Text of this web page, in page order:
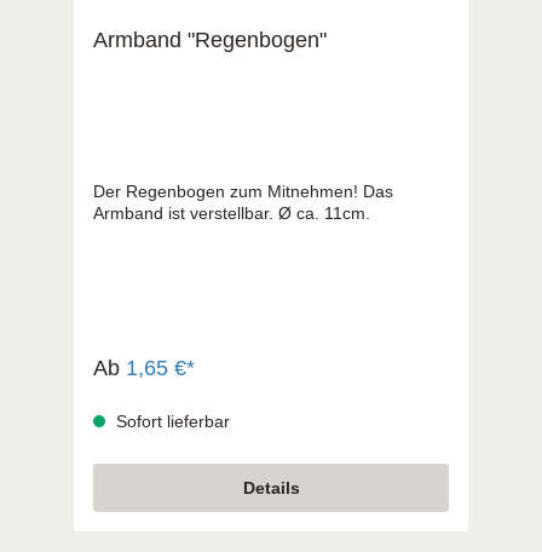
Armband "Regenbogen"
Der Regenbogen zum Mitnehmen! Das
Armband ist verstellbar. Ø ca. 11cm.
Ab 1,65 €*
Sofort lieferbar
Details